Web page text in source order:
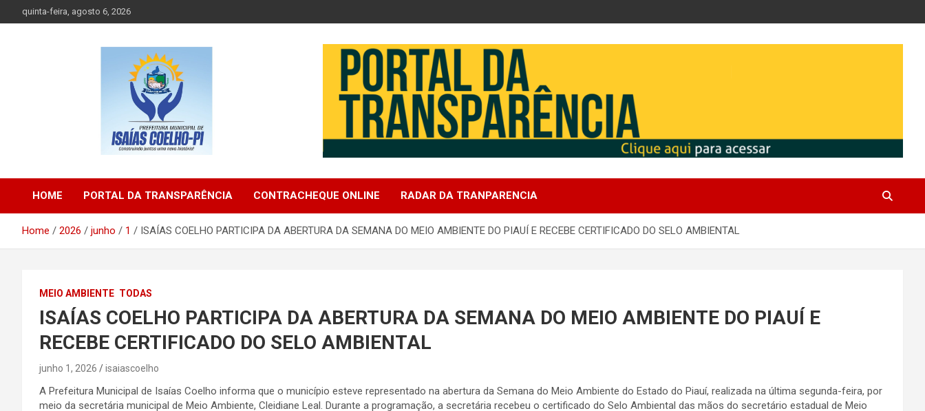
to
quinta-feira, agosto 6, 2026
Prefeitura Municipal de
Isaias Coelho
HOME PORTAL DA TRANSPARÊNCIA CONTRACHEQUE ONLINE RADAR DA TRANPARENCIA
Home 2026 junho 1 ISAÍAS COELHO PARTICIPA DA ABERTURA DA SEMANA DO MEIO AMBIENTE DO PIAUÍ E RECEBE CERTIFICADO DO SELO AMBIENTAL
MEIO AMBIENTE TODAS
ISAÍAS COELHO PARTICIPA DA ABERTURA DA SEMANA DO MEIO AMBIENTE DO PIAUÍ E
RECEBE CERTIFICADO DO SELO AMBIENTAL
junho 1, 2026 isaiascoelho
A Prefeitura Municipal de Isaías Coelho informa que o município esteve representado na abertura da Semana do Meio Ambiente do Estado do Piauí, realizada na última segunda-feira, por
meio da secretária municipal de Meio Ambiente, Cleidiane Leal. Durante a programação, a secretária recebeu o certificado do Selo Ambiental das mãos do secretário estadual de Meio